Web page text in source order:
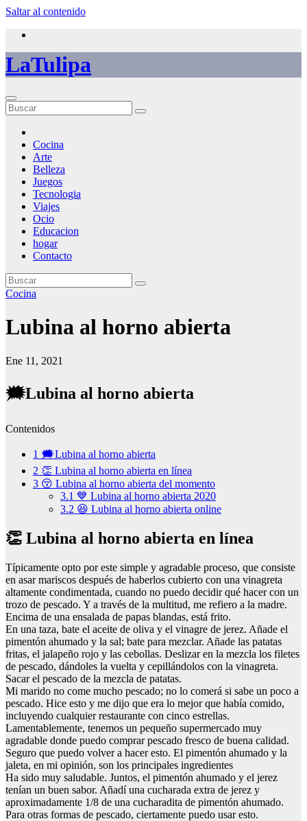
Saltar al contenido
LaTulipa
Cocina
Arte
Belleza
Juegos
Tecnologia
Viajes
Ocio
Educacion
hogar
Contacto
Cocina
Lubina al horno abierta
Ene 11, 2021
🗯️Lubina al horno abierta
Contenidos
1 🗯️Lubina al horno abierta
2 👏 Lubina al horno abierta en línea
3 😚 Lubina al horno abierta del momento
3.1 💙 Lubina al horno abierta 2020
3.2 😆 Lubina al horno abierta online
👏 Lubina al horno abierta en línea
Típicamente opto por este simple y agradable proceso, que consiste
en asar mariscos después de haberlos cubierto con una vinagreta
altamente condimentada, cuando no puedo decidir qué hacer con un
trozo de pescado. Y a través de la multitud, me refiero a la madre.
Encima de una ensalada de papas blandas, está frito.
En una taza, bate el aceite de oliva y el vinagre de jerez. Añade el
pimentón ahumado y la sal; bate para mezclar. Añade las patatas
fritas, el jalapeño rojo y las cebollas. Deslizar en la mezcla los filetes
de pescado, dándoles la vuelta y cepillándolos con la vinagreta.
Sacar el pescado de la mezcla de patatas.
Mi marido no come mucho pescado; no lo comerá si sabe un poco a
pescado. Hice esto y me dijo que era lo mejor que había comido,
incluyendo cualquier restaurante con cinco estrellas.
Lamentablemente, tenemos un pequeño supermercado muy
agradable donde puedo comprar pescado fresco de buena calidad.
Seguro que puedo volver a hacer esto. El pimentón ahumado y la
jaleta, en mi opinión, son los principales ingredientes
Ha sido muy saludable. Juntos, el pimentón ahumado y el jerez
tenían un buen sabor. Añadí una cucharada extra de jerez y
aproximadamente 1/8 de una cucharadita de pimentón ahumado.
Para otras formas de pescado, ciertamente puedo usar esto.